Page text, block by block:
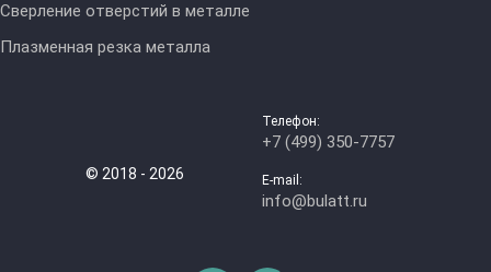
Сверление отверстий в металле
Плазменная резка металла
© 2018 - 2026
Телефон:
+7 (499) 350-7757
E-mail:
info@bulatt.ru